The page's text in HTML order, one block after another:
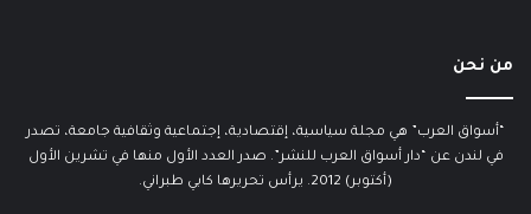
من نحن
“أسواق العرب” هي مجلة سياسية، إقتصادية، إجتماعية وثقافية جامعة، تصدر
في لندن عن “دار أسواق العرب للنشر”. صدر العدد الأول منها في تشرين الأول
(أكتوبر) 2012. يرأس تحريرها كابي طبراني.